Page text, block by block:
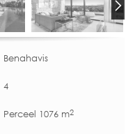
Benahavis
4
Perceel 1076 m2